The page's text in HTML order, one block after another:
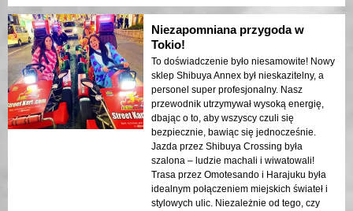
Niezapomniana przygoda w
Tokio!
To doświadczenie było niesamowite! Nowy
sklep Shibuya Annex był nieskazitelny, a
personel super profesjonalny. Nasz
przewodnik utrzymywał wysoką energię,
dbając o to, aby wszyscy czuli się
bezpiecznie, bawiąc się jednocześnie.
Jazda przez Shibuya Crossing była
szalona – ludzie machali i wiwatowali!
Trasa przez Omotesando i Harajuku była
idealnym połączeniem miejskich świateł i
stylowych ulic. Niezależnie od tego, czy